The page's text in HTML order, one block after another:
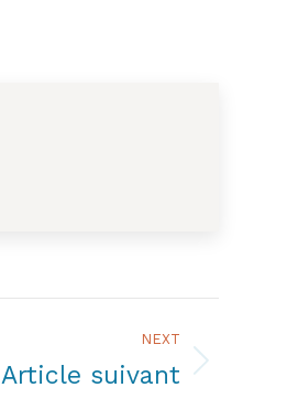
NEXT
Article suivant